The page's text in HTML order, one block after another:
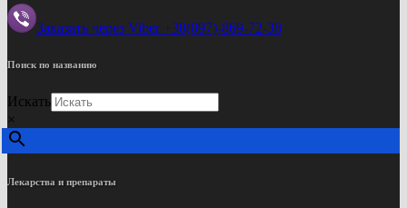
Заказать через Viber +38(097)-869-72-38
Поиск по названию
Искать
×
Лекарства и препараты